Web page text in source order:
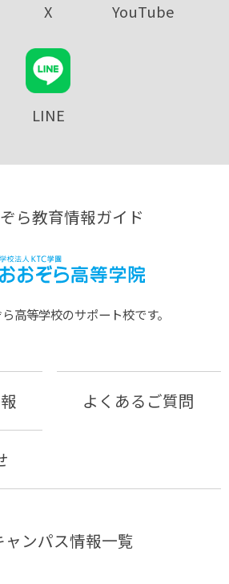
X YouTube
LINE
ら教育情報ガイド
⾼等学校のサポート校です。
よくあるご質問
ャンパス情報一覧